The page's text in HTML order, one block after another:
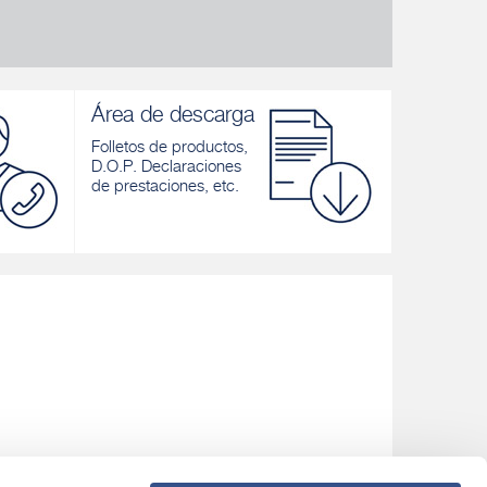
Área de descarga
Folletos de productos,
D.O.P. Declaraciones
de prestaciones, etc.